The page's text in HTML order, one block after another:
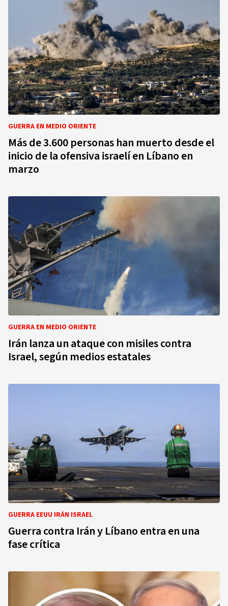
GUERRA EN MEDIO ORIENTE
Más de 3.600 personas han muerto desde el
inicio de la ofensiva israelí en Líbano en
marzo
GUERRA EN MEDIO ORIENTE
Irán lanza un ataque con misiles contra
Israel, según medios estatales
GUERRA EEUU IRÁN ISRAEL
Guerra contra Irán y Líbano entra en una
fase crítica